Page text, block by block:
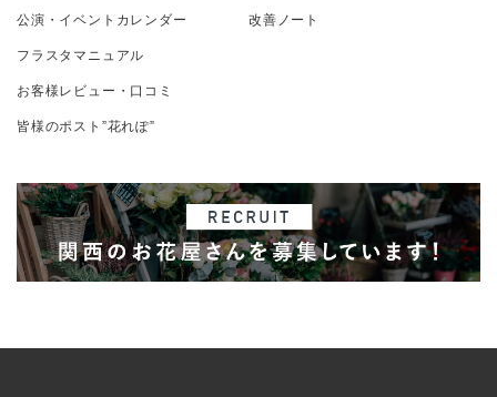
公演・イベントカレンダー
フラスタマニュアル
お客様レビュー・口コミ
皆様のポスト”花れぽ”
改善ノート